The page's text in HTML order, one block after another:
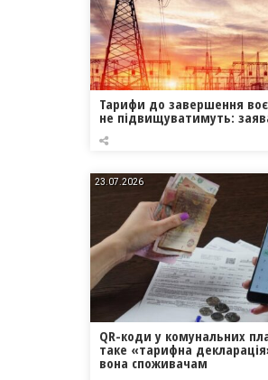
Тарифи до завершення
не підвищуватимуть:
23.07.2026
QR-коди у комунальних
таке «тарифна
вона споживачам